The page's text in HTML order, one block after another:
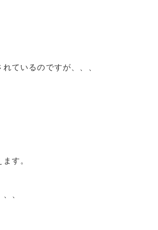
ているのですが、、、
す。
、